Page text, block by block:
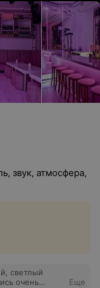
звук, атмосфера,
светлый
очень
Еще